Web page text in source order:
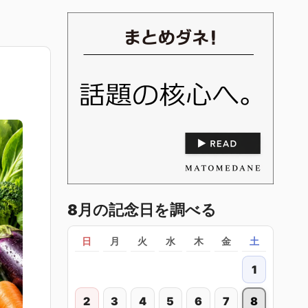
8月の記念日を調べる
日 月 火 水 木 金 土
1
2 3 4 5 6 7 8